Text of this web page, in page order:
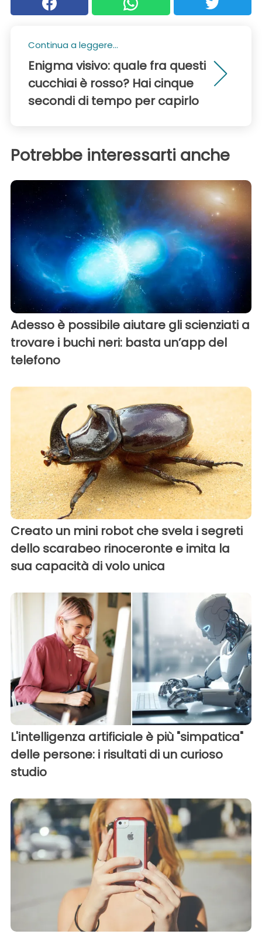
Continua a leggere...
Enigma visivo: quale fra questi
cucchiai è rosso? Hai cinque
secondi di tempo per capirlo
Potrebbe interessarti anche
Adesso è possibile aiutare gli scienziati a
trovare i buchi neri: basta un’app del
telefono
Creato un mini robot che svela i segreti
dello scarabeo rinoceronte e imita la
sua capacità di volo unica
L'intelligenza artificiale è più "simpatica"
delle persone: i risultati di un curioso
studio